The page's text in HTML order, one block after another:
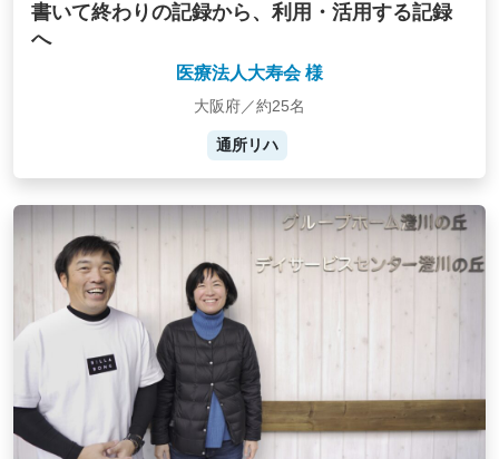
書いて終わりの記録から、利用・活用する記録
へ
医療法人大寿会 様
大阪府／約25名
通所リハ